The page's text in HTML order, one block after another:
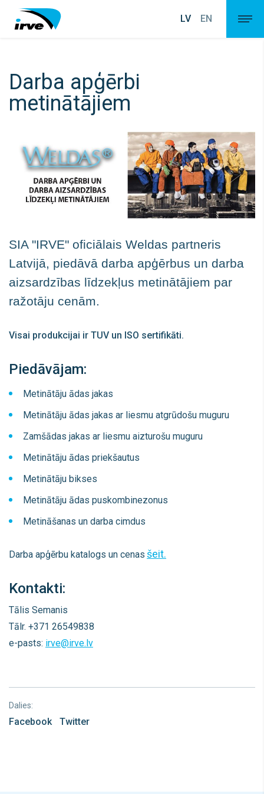
LV EN
Darba apģērbi
metinātājiem
SIA "IRVE" oficiālais Weldas partneris
Latvijā, piedāvā darba apģērbus un darba
aizsardzības līdzekļus metinātājiem par
ražotāju cenām.
Visai produkcijai ir TUV un ISO sertifikāti.
Piedāvājam:
Metinātāju ādas jakas
Metinātāju ādas jakas ar liesmu atgrūdošu muguru
Zamšādas jakas ar liesmu aizturošu muguru
Metinātāju ādas priekšautus
Metinātāju bikses
Metinātāju ādas puskombinezonus
Metināšanas un darba cimdus
Darba apģērbu katalogs un cenas šeit.
Kontakti:
Tālis Semanis
Tālr. +371 26549838
e-pasts: irve@irve.lv
Dalies:
Facebook Twitter